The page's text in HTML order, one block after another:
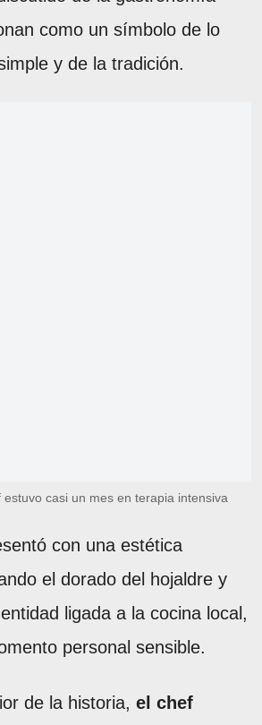
como un símbolo de lo
y de la tradición.
estuvo casi un mes en terapia intensiva
con una estética
el dorado del hojaldre y
ligada a la cocina local,
personal sensible.
de la historia, el chef